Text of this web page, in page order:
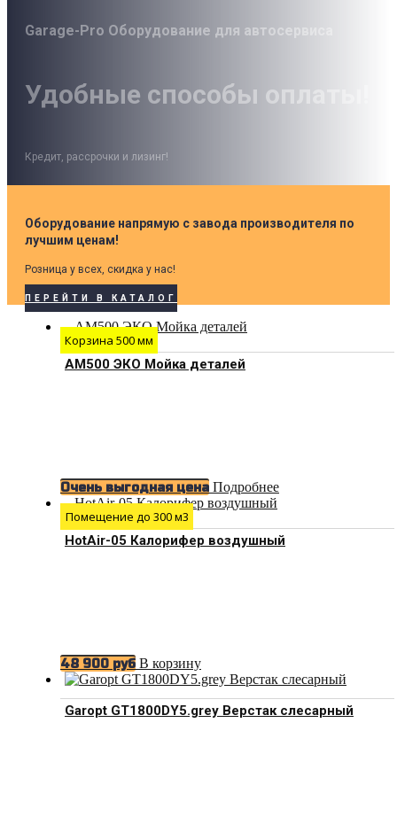
Garage-Pro Оборудование для автосервиса
Удобные способы оплаты!
Кредит, рассрочки и лизинг!
Оборудование напрямую с завода производителя по
лучшим ценам!
Розница у всех, скидка у нас!
ПЕРЕЙТИ В КАТАЛОГ
Корзина 500 мм
АМ500 ЭКО Мойка деталей
Очень выгодная цена Подробнее
Помещение до 300 м3
HotAir-05 Калорифер воздушный
48 900 руб В корзину
Garopt GT1800DY5.grey Верстак слесарный